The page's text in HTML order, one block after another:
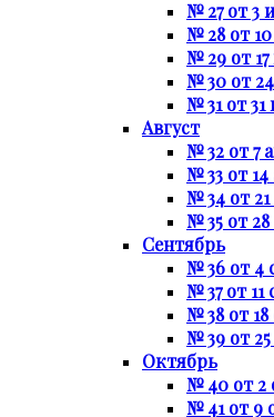
№ 27 от 3
№ 28 от
№ 29 от
№ 30 от
№ 31 от 31
Август
№ 32 от 7
№ 33 от 14
№ 34 от 21
№ 35 от 28
Сентябрь
№ 36 от 4
№ 37 от 11
№ 38 от 18
№ 39 от
Октябрь
№ 40 от 2
№ 41 от 9